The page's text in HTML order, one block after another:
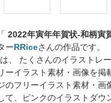
2022年寅年年賀状-和柄寅
ーRRiceさんの作品です。
、 たくさんのイラストレ
ーイラスト素材・画像を掲
のフリーイラスト素材・画
て、ピンクのイラストダウ